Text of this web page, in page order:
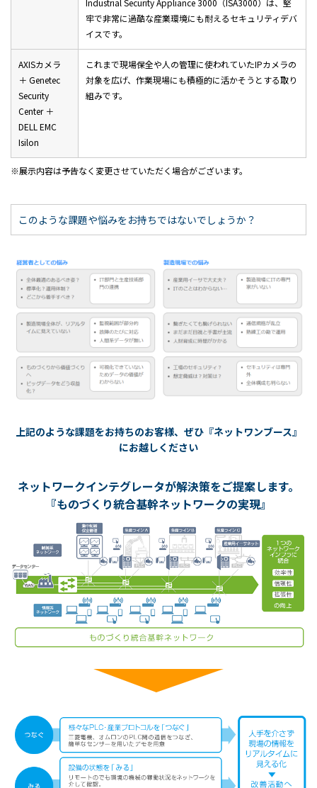
Industrial Security Appliance 3000（ISA3000）は、堅
牢で非常に過酷な産業環境にも耐えるセキュリティデバ
イスです。
AXISカメラ
＋ Genetec
Security
Center ＋
DELL EMC
Isilon
これまで現場保全や人の管理に使われていたIPカメラの
対象を広げ、作業現場にも積極的に活かそうとする取り
組みです。
展示内容は予告なく変更させていただく場合がございます。
このような課題や悩みをお持ちではないでしょうか？
上記のような課題をお持ちのお客様、ぜひ『ネットワンブース』
にお越しください
ネットワークインテグレータが解決策をご提案します。
『ものづくり統合基幹ネットワークの実現』